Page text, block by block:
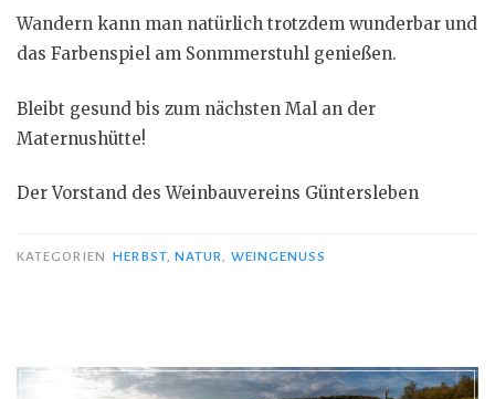
Wandern kann man natürlich trotzdem wunderbar und
das Farbenspiel am Sonmmerstuhl genießen.
Bleibt gesund bis zum nächsten Mal an der
Maternushütte!
Der Vorstand des Weinbauvereins Güntersleben
KATEGORIEN HERBST, NATUR WEINGENUSS